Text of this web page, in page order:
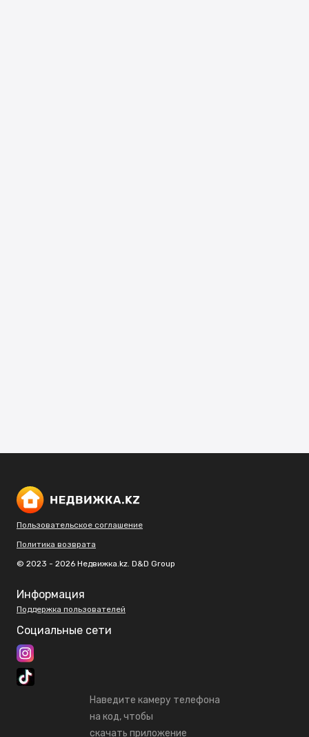
Пользовательское соглашение
Политика возврата
© 2023 - 2026 Недвижка.kz. D&D Group
Информация
Поддержка пользователей
Социальные сети
Наведите камеру телефона
на код, чтобы
скачать приложение